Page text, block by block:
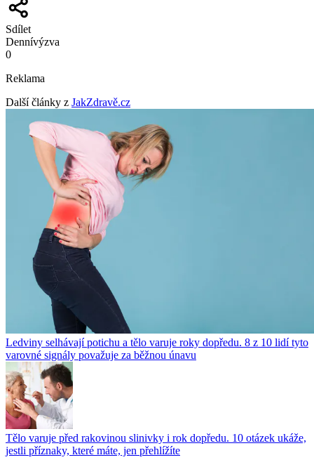
Sdílet
Dennívýzva
0
Reklama
Další články z JakZdravě.cz
Ledviny selhávají potichu a tělo varuje roky dopředu. 8 z 10 lidí tyto
varovné signály považuje za běžnou únavu
Tělo varuje před rakovinou slinivky i rok dopředu. 10 otázek ukáže,
jestli příznaky, které máte, jen přehlížíte